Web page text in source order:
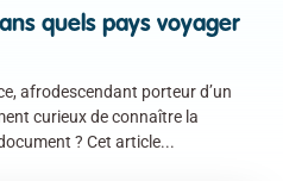
quels pays voyager
afrodescendant porteur d’un
curieux de connaître la
? Cet article